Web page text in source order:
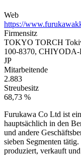
Web
https://
Firmensitz
TOKYO TORCH
100-8370,
JP
Mitarbeitende
2.883
Streubesitz
68,73 %
Furukawa Co Ltd ist
hauptsächlich in den
und andere
sieben Segmenten
produziert, verkauft